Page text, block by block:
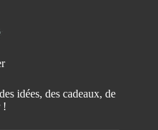
idées, des cadeaux, de
!